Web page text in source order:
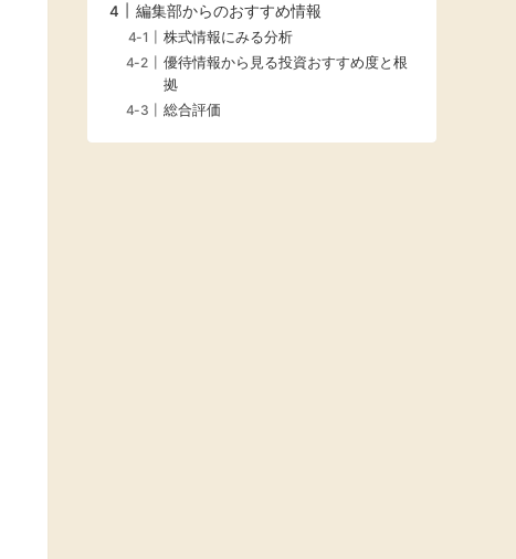
編集部からのおすすめ情報
株式情報にみる分析
優待情報から見る投資おすすめ度と根
拠
総合評価